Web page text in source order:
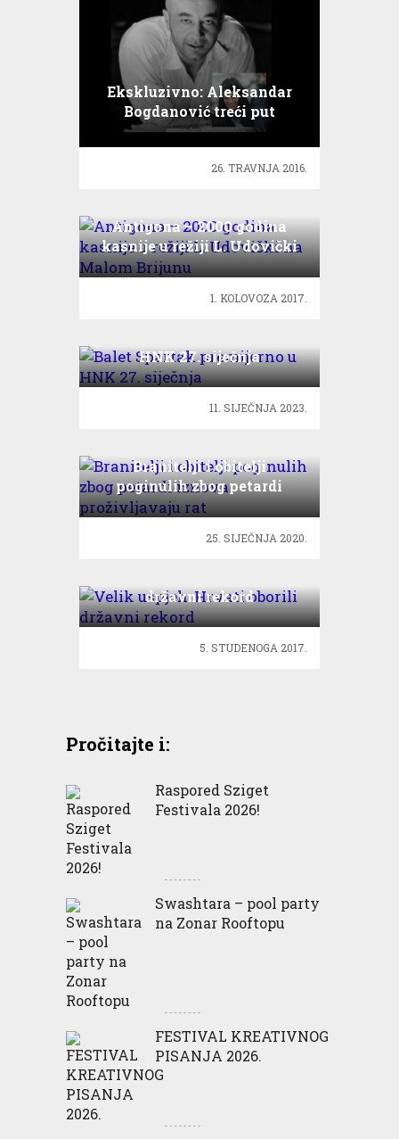
Ekskluzivno: Aleksandar
Bogdanović treći put
postao otac!
26. TRAVNJA 2016.
Antigona – 2000 godina
kasnije u režiji L. Udovički
na Malom Brijunu
1. KOLOVOZA 2017.
HNK 27. siječnja
11. SIJEČNJA 2023.
Branitelji i obitelji
poginulih zbog petardi
iznova proživljavaju rat
25. SIJEČNJA 2020.
državni rekord
5. STUDENOGA 2017.
Pročitajte i:
Raspored Sziget
Festivala 2026!
Swashtara – pool party
na Zonar Rooftopu
FESTIVAL KREATIVNOG
PISANJA 2026.